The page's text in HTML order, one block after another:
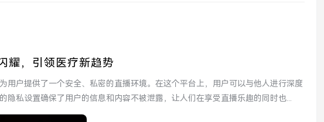
耀，引领医疗新趋势
隐私设置确保了用户的信息和内容不被泄露，让人们在享受直播乐趣的同时也...